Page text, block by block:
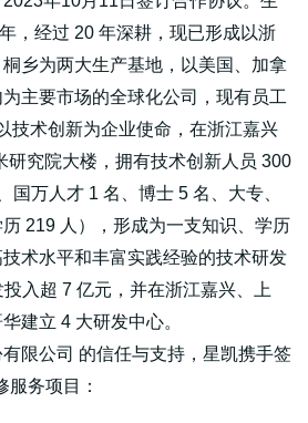
方案
子卡牌/二次元手办抽赏开发
袋抽赏/宝箱赏/无限赏
发
，经过 20 年深耕，现已形成以浙
乡为两大生产基地，以美国、加拿
主要市场的全球化公司，现有员工
技术创新为企业使命，在浙江嘉兴
研究院大楼，拥有技术创新人员 300
国万人才 1 名、博士 5 名、大专、
219 人），形成为一支知识、学历
术水平和丰富实践经验的技术研发
入超 7 亿元，并在浙江嘉兴、上
建立 4 大研发中心。
限公司 的信任与支持，星凯携手签
务项目：